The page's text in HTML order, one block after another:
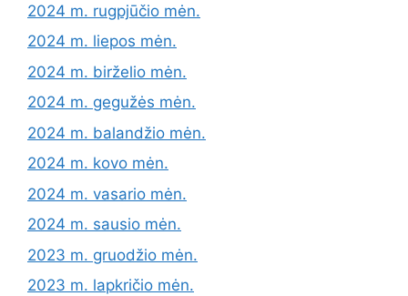
2024 m. rugpjūčio mėn.
2024 m. liepos mėn.
2024 m. birželio mėn.
2024 m. gegužės mėn.
2024 m. balandžio mėn.
2024 m. kovo mėn.
2024 m. vasario mėn.
2024 m. sausio mėn.
2023 m. gruodžio mėn.
2023 m. lapkričio mėn.